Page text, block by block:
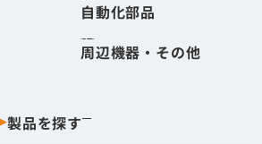
自動化部品
周辺機器・その他
製品を探す